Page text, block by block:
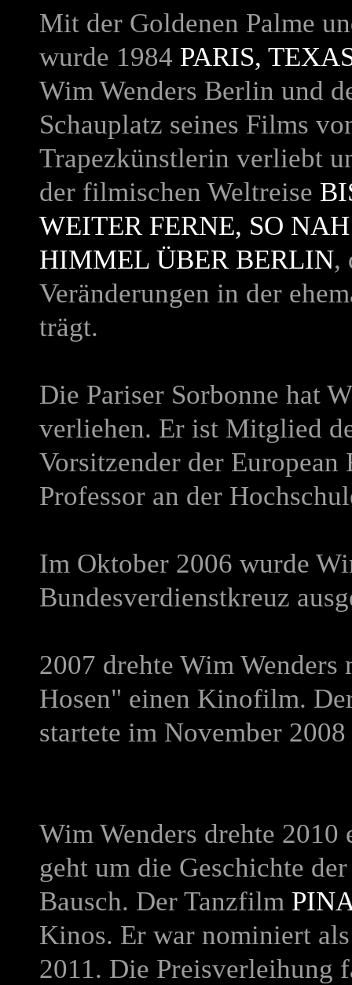
Mit der Goldenen Palme
wurde 1984 PARIS,
Wim Wenders Berlin und
Schauplatz seines Films
Trapezkünstlerin verliebt
der filmischen Weltreise
WEITER FERNE, SO
HIMMEL ÜBER BERLIN,
Veränderungen in der
trägt.
Die Pariser Sorbonne hat
verliehen. Er ist Mitglied
Vorsitzender der
Professor an der
Im Oktober 2006 wurde
Bundesverdienstkreuz
2007 drehte Wim
Hosen" einen Kinofilm.
startete im November
Wim Wenders drehte
geht um die Geschichte
Bausch. Der Tanzfilm
Kinos. Er war nominiert
2011. Die Preisverleihung